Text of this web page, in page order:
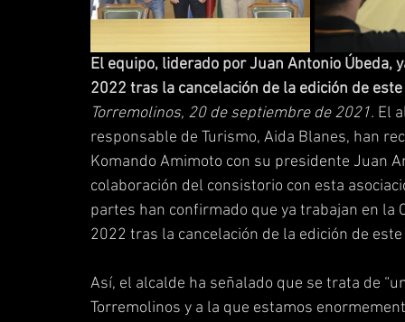
El equipo, liderado por Juan Antonio
2022 tras la cancelación de la edición de
Torremolinos, 20 de septiembre de 2021. El
responsable de Turismo, Aida Blanes, han
Komando Amimoto con su presidente Juan
colaboración del consistorio con esta
partes han confirmado que ya trabajan en
2022 tras la cancelación de la edición de
Así, el alcalde ha señalado que se trata de
Torremolinos y a la que estamos